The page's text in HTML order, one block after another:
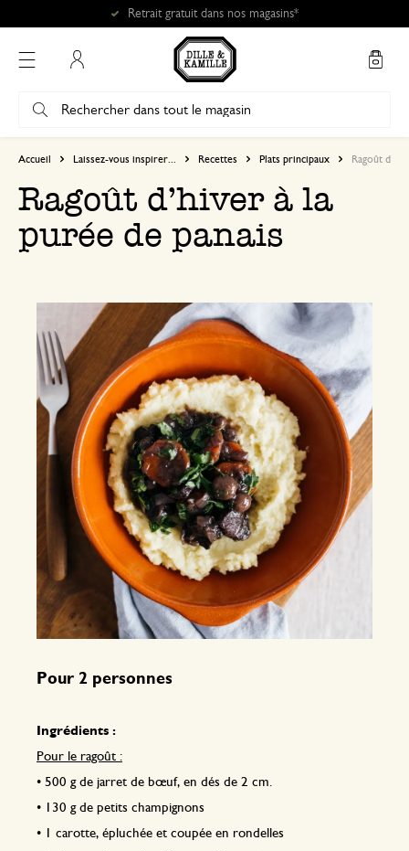
Accueil Laissez-vous inspirer... Recettes Plats principaux Ragoût
Ragoût d’hiver à la
purée de panais
Pour 2 personnes
Ingrédients :
Pour le ragoût :
• 500 g de jarret de bœuf, en dés de 2 cm.
•
130 g de petits champignons
•
1 carotte, épluchée et coupée en rondelles